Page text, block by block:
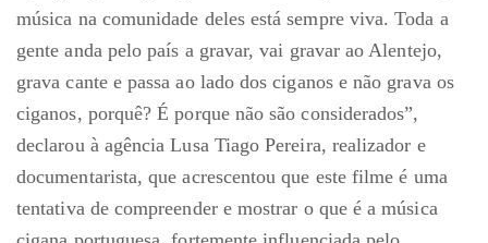
música na comunidade deles está sempre viva. Toda a
gente anda pelo país a gravar, vai gravar ao Alentejo,
grava cante e passa ao lado dos ciganos e não grava os
ciganos, porquê? É porque não são considerados”,
declarou à agência Lusa Tiago Pereira, realizador e
documentarista, que acrescentou que este filme é uma
tentativa de compreender e mostrar o que é a música